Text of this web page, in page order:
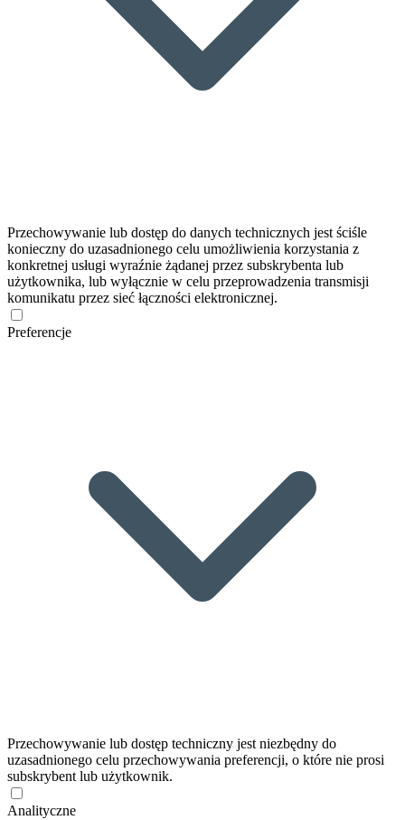
Przechowywanie lub dostęp do danych technicznych jest ściśle
konieczny do uzasadnionego celu umożliwienia korzystania z
konkretnej usługi wyraźnie żądanej przez subskrybenta lub
użytkownika, lub wyłącznie w celu przeprowadzenia transmisji
komunikatu przez sieć łączności elektronicznej.
Preferencje
Przechowywanie lub dostęp techniczny jest niezbędny do
uzasadnionego celu przechowywania preferencji, o które nie prosi
subskrybent lub użytkownik.
Analityczne